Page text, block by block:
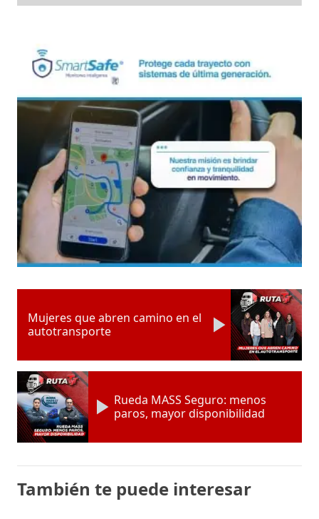
Mujeres que abren camino en el
autotransporte
Rueda MASS Seguro: menos
paros, mayor disponibilidad
También te puede interesar